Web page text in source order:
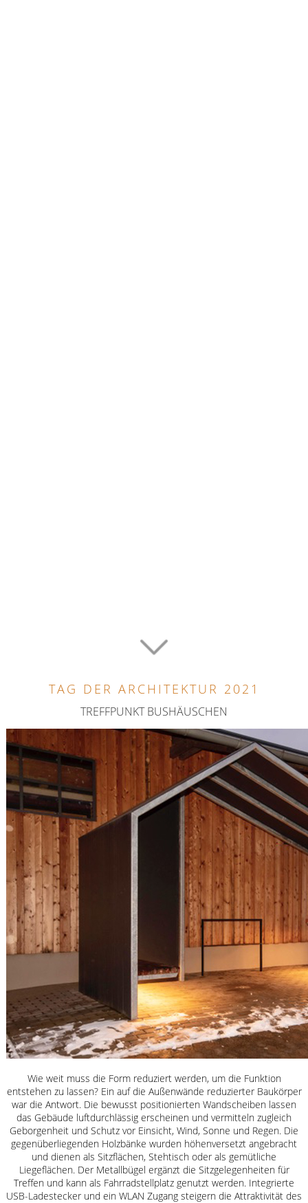
TAG DER ARCHITEKTUR 2021
TREFFPUNKT BUSHÄUSCHEN
Wie weit muss die Form reduziert werden, um die Funktion
entstehen zu lassen? Ein auf die Außenwände reduzierter Baukörper
war die Antwort. Die bewusst positionierten Wandscheiben lassen
das Gebäude luftdurchlässig erscheinen und vermitteln zugleich
Geborgenheit und Schutz vor Einsicht, Wind, Sonne und Regen. Die
gegenüberliegenden Holzbänke wurden höhenversetzt angebracht
und dienen als Sitzflächen, Stehtisch oder als gemütliche
Liegeflächen. Der Metallbügel ergänzt die Sitzgelegenheiten für
Treffen und kann als Fahrradstellplatz genutzt werden. Integrierte
USB-Ladestecker und ein WLAN Zugang steigern die Attraktivität des